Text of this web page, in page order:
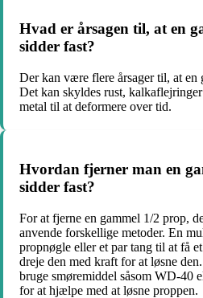
Hvad er årsagen til, at en
sidder fast?
Der kan være flere årsager til, at en
Det kan skyldes rust,
metal til at deformere over tid.
Hvordan fjerner man en
sidder fast?
For at fjerne en gammel 1/2 prop,
anvende forskellige metoder. En
propnøgle eller et par tang til at få
dreje den med kraft for at løsne
bruge smøremiddel såsom WD-40
for at hjælpe med at løsne proppen.